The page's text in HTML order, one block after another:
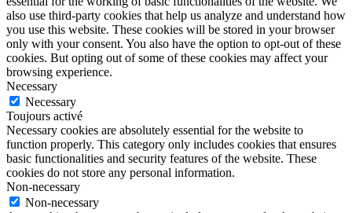
also use third-party cookies that help us analyze and understand how
you use this website. These cookies will be stored in your browser
only with your consent. You also have the option to opt-out of these
cookies. But opting out of some of these cookies may affect your
browsing experience.
Necessary
Necessary
Toujours activé
Necessary cookies are absolutely essential for the website to
function properly. This category only includes cookies that ensures
basic functionalities and security features of the website. These
cookies do not store any personal information.
Non-necessary
Non-necessary